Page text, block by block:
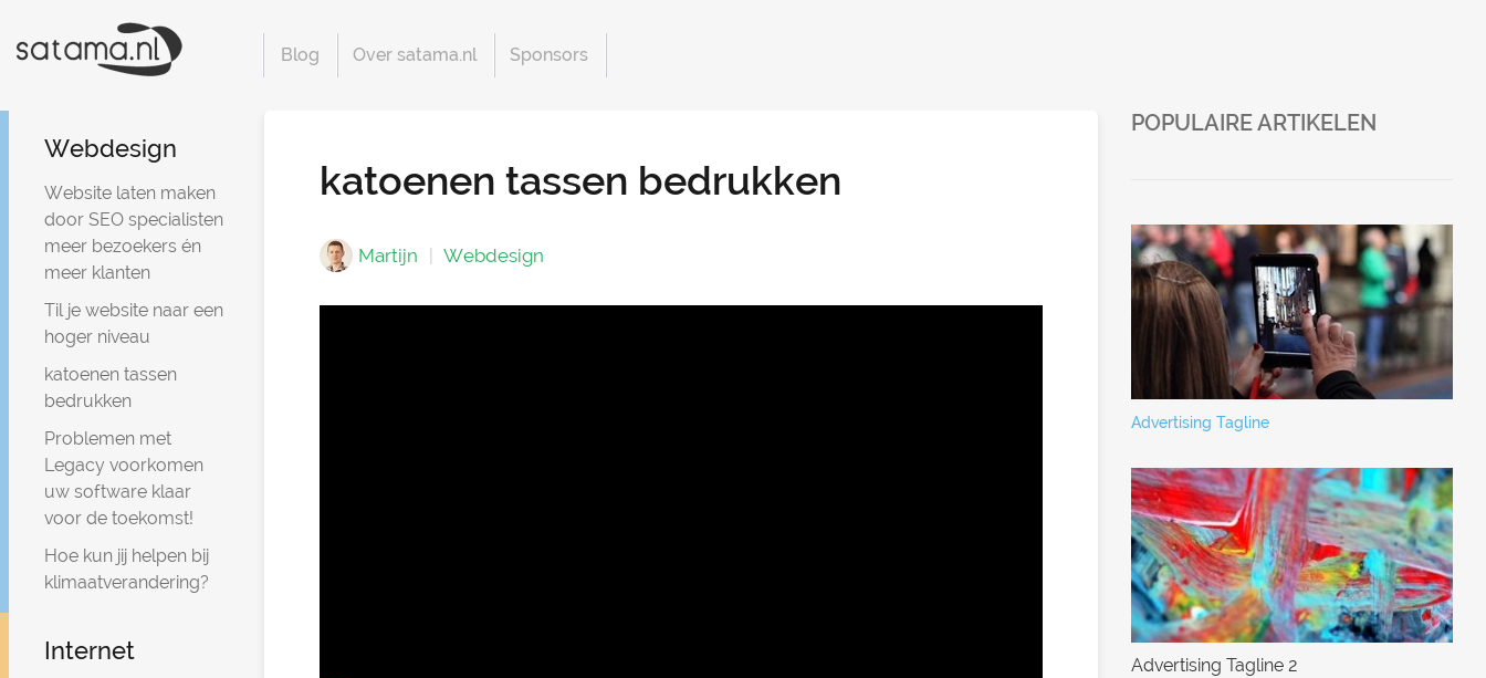
Blog Over satama.nl Sponsors
Webdesign
Website laten maken
door SEO specialisten
meer bezoekers én
meer klanten
Til je website naar een
hoger niveau
katoenen tassen
bedrukken
Problemen met
Legacy voorkomen
uw software klaar
voor de toekomst!
Hoe kun jij helpen bij
klimaatverandering?
Internet
katoenen tassen bedrukken
Martijn Webdesign
POPULAIRE ARTIKELEN
Advertising Tagline
Advertising Tagline 2